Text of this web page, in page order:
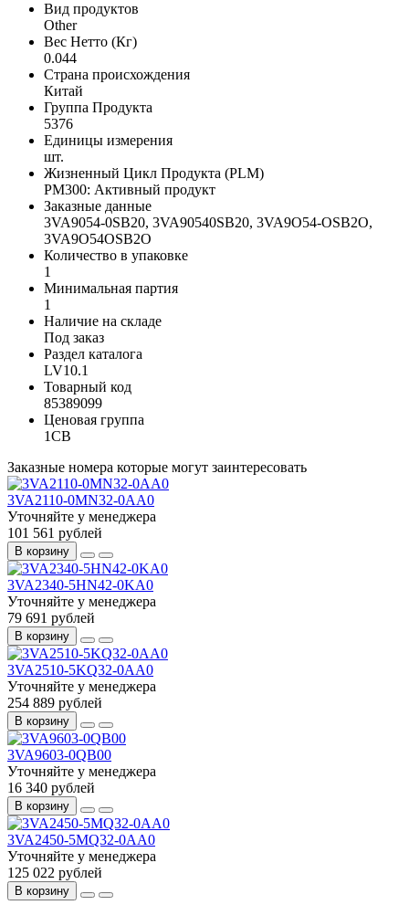
Вид продуктов
Other
Вес Нетто (Кг)
0.044
Страна происхождения
Китай
Группа Продукта
5376
Единицы измерения
шт.
Жизненный Цикл Продукта (PLM)
PM300: Активный продукт
Заказные данные
3VA9054-0SB20, 3VA90540SB20, 3VA9O54-OSB2O,
3VA9O54OSB2O
Количество в упаковке
1
Минимальная партия
1
Наличие на складе
Под заказ
Раздел каталога
LV10.1
Товарный код
85389099
Ценовая группа
1CB
Заказные номера которые могут заинтересовать
3VA2110-0MN32-0AA0
Уточняйте у менеджера
101 561 рублей
В корзину
3VA2340-5HN42-0KA0
Уточняйте у менеджера
79 691 рублей
В корзину
3VA2510-5KQ32-0AA0
Уточняйте у менеджера
254 889 рублей
В корзину
3VA9603-0QB00
Уточняйте у менеджера
16 340 рублей
В корзину
3VA2450-5MQ32-0AA0
Уточняйте у менеджера
125 022 рублей
В корзину